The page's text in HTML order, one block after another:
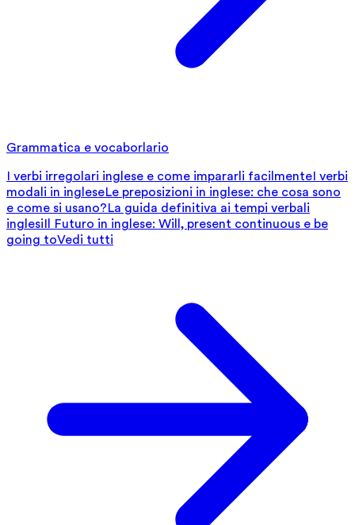
Grammatica e vocaborlario
I verbi irregolari inglese e come impararli facilmenteI verbi
modali in ingleseLe preposizioni in inglese: che cosa sono
e come si usano?La guida definitiva ai tempi verbali
inglesiIl Futuro in inglese: Will, present continuous e be
going toVedi tutti